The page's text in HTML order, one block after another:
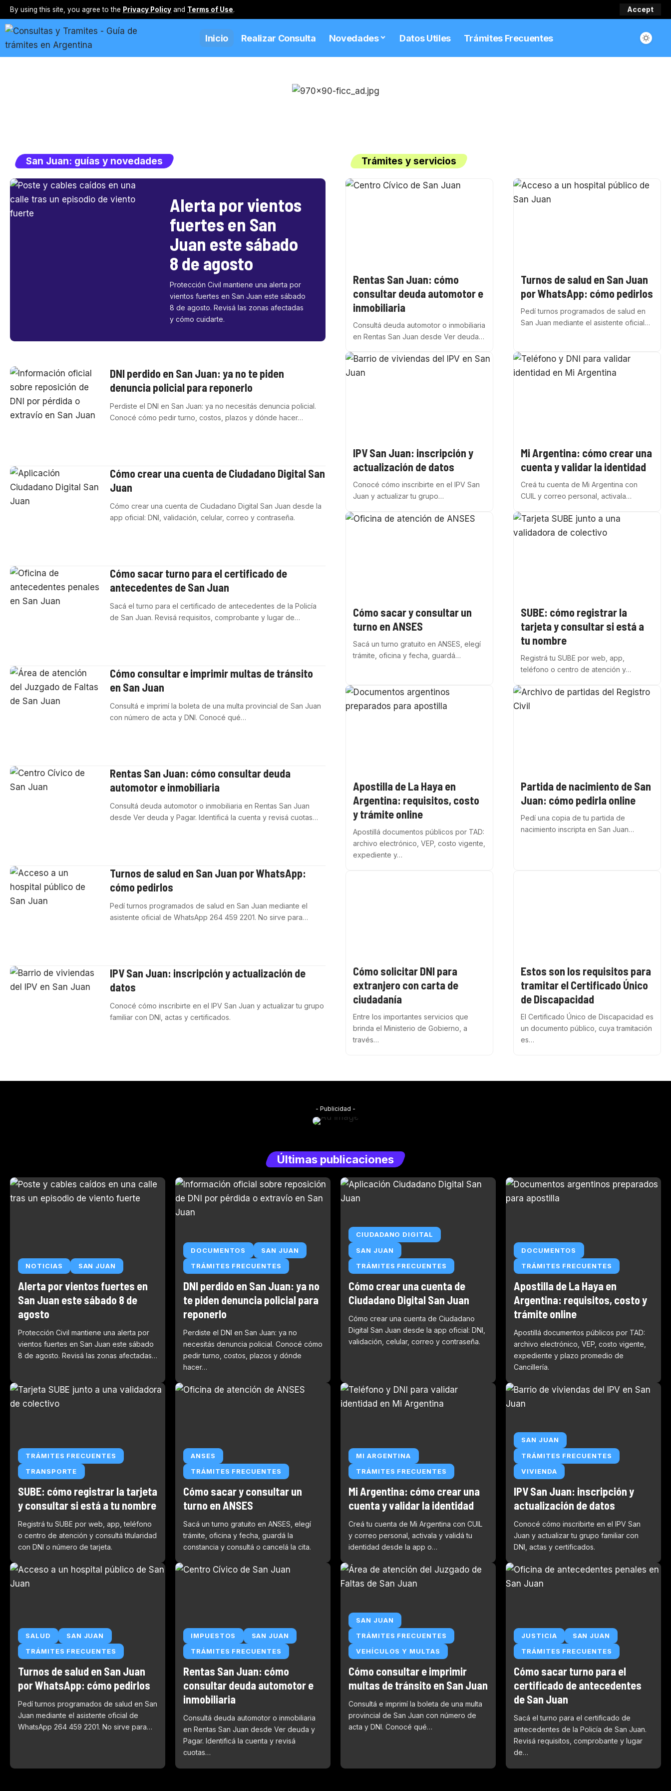
By using this site, you agree to the Privacy Policy and Terms of Use. Accept
Inicio Realizar Consulta Novedades Datos Utiles Trámites Frecuentes
San Juan: guías y novedades
Alerta por vientos
fuertes en San
Juan este sábado
8 de agosto
Protección Civil mantiene una alerta por
vientos fuertes en San Juan este sábado
8 de agosto. Revisá las zonas afectadas
y cómo cuidarte.
DNI perdido en San Juan: ya no te piden
denuncia policial para reponerlo
Perdiste el DNI en San Juan: ya no necesitás denuncia policial.
Conocé cómo pedir turno, costos, plazos y dónde hacer…
Cómo crear una cuenta de Ciudadano Digital San
Juan
Cómo crear una cuenta de Ciudadano Digital San Juan desde la
app oficial: DNI, validación, celular, correo y contraseña.
Cómo sacar turno para el certificado de
antecedentes de San Juan
Sacá el turno para el certificado de antecedentes de la Policía
de San Juan. Revisá requisitos, comprobante y lugar de…
Cómo consultar e imprimir multas de tránsito
en San Juan
Consultá e imprimí la boleta de una multa provincial de San Juan
con número de acta y DNI. Conocé qué…
Rentas San Juan: cómo consultar deuda
automotor e inmobiliaria
Consultá deuda automotor o inmobiliaria en Rentas San Juan
desde Ver deuda y Pagar. Identificá la cuenta y revisá cuotas…
Turnos de salud en San Juan por WhatsApp:
cómo pedirlos
Pedí turnos programados de salud en San Juan mediante el
asistente oficial de WhatsApp 264 459 2201. No sirve para…
IPV San Juan: inscripción y actualización de
datos
Conocé cómo inscribirte en el IPV San Juan y actualizar tu grupo
familiar con DNI, actas y certificados.
Trámites y servicios
Rentas San Juan: cómo
consultar deuda automotor e
inmobiliaria
Consultá deuda automotor o inmobiliaria
en Rentas San Juan desde Ver deuda…
Turnos de salud en San Juan
por WhatsApp: cómo pedirlos
Pedí turnos programados de salud en
San Juan mediante el asistente oficial…
IPV San Juan: inscripción y
actualización de datos
Conocé cómo inscribirte en el IPV San
Juan y actualizar tu grupo…
Mi Argentina: cómo crear una
cuenta y validar la identidad
Creá tu cuenta de Mi Argentina con
CUIL y correo personal, activala…
Cómo sacar y consultar un
turno en ANSES
Sacá un turno gratuito en ANSES, elegí
trámite, oficina y fecha, guardá…
SUBE: cómo registrar la
tarjeta y consultar si está a
tu nombre
Registrá tu SUBE por web, app,
teléfono o centro de atención y…
Apostilla de La Haya en
Argentina: requisitos, costo
y trámite online
Apostillá documentos públicos por TAD:
archivo electrónico, VEP, costo vigente,
expediente y…
Partida de nacimiento de San
Juan: cómo pedirla online
Pedí una copia de tu partida de
nacimiento inscripta en San Juan…
Cómo solicitar DNI para
extranjero con carta de
ciudadanía
Entre los importantes servicios que
brinda el Ministerio de Gobierno, a
través…
Estos son los requisitos para
tramitar el Certificado Único
de Discapacidad
El Certificado Único de Discapacidad es
un documento público, cuya tramitación
es…
- Publicidad -
Últimas publicaciones
NOTICIAS SAN JUAN
Alerta por vientos fuertes en
San Juan este sábado 8 de
agosto
Protección Civil mantiene una alerta por
vientos fuertes en San Juan este sábado
8 de agosto. Revisá las zonas afectadas…
DOCUMENTOS
SAN JUAN
TRÁMITES FRECUENTES
DNI perdido en San Juan: ya no
te piden denuncia policial para
reponerlo
Perdiste el DNI en San Juan: ya no
necesitás denuncia policial. Conocé cómo
pedir turno, costos, plazos y dónde
hacer…
CIUDADANO DIGITAL
SAN JUAN
TRÁMITES FRECUENTES
Cómo crear una cuenta de
Ciudadano Digital San Juan
Cómo crear una cuenta de Ciudadano
Digital San Juan desde la app oficial: DNI,
validación, celular, correo y contraseña.
DOCUMENTOS
TRÁMITES FRECUENTES
Apostilla de La Haya en
Argentina: requisitos, costo y
trámite online
Apostillá documentos públicos por TAD:
archivo electrónico, VEP, costo vigente,
expediente y plazo promedio de
Cancillería.
TRÁMITES FRECUENTES
TRANSPORTE
SUBE: cómo registrar la tarjeta
y consultar si está a tu nombre
Registrá tu SUBE por web, app, teléfono
o centro de atención y consultá titularidad
con DNI o número de tarjeta.
ANSES
TRÁMITES FRECUENTES
Cómo sacar y consultar un
turno en ANSES
Sacá un turno gratuito en ANSES, elegí
trámite, oficina y fecha, guardá la
constancia y consultá o cancelá la cita.
MI ARGENTINA
TRÁMITES FRECUENTES
Mi Argentina: cómo crear una
cuenta y validar la identidad
Creá tu cuenta de Mi Argentina con CUIL
y correo personal, activala y validá tu
identidad desde la app o…
SAN JUAN
TRÁMITES FRECUENTES
VIVIENDA
IPV San Juan: inscripción y
actualización de datos
Conocé cómo inscribirte en el IPV San
Juan y actualizar tu grupo familiar con
DNI, actas y certificados.
SALUD
SAN JUAN
TRÁMITES FRECUENTES
Turnos de salud en San Juan
por WhatsApp: cómo pedirlos
Pedí turnos programados de salud en San
Juan mediante el asistente oficial de
WhatsApp 264 459 2201. No sirve para…
IMPUESTOS
SAN JUAN
TRÁMITES FRECUENTES
Rentas San Juan: cómo
consultar deuda automotor e
inmobiliaria
Consultá deuda automotor o inmobiliaria
en Rentas San Juan desde Ver deuda y
Pagar. Identificá la cuenta y revisá
cuotas…
SAN JUAN
TRÁMITES FRECUENTES
VEHÍCULOS Y MULTAS
Cómo consultar e imprimir
multas de tránsito en San Juan
Consultá e imprimí la boleta de una multa
provincial de San Juan con número de
acta y DNI. Conocé qué…
JUSTICIA
SAN JUAN
TRÁMITES FRECUENTES
Cómo sacar turno para el
certificado de antecedentes
de San Juan
Sacá el turno para el certificado de
antecedentes de la Policía de San Juan.
Revisá requisitos, comprobante y lugar
de…